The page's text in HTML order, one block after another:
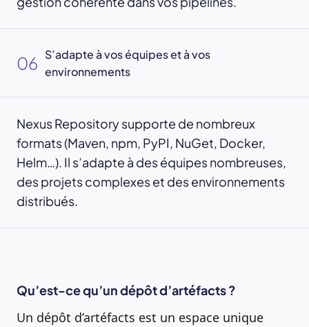
06 S’adapte à vos équipes et à vos
environnements
Nexus Repository supporte de nombreux
formats (Maven, npm, PyPI, NuGet, Docker,
Helm…). Il s’adapte à des équipes nombreuses,
des projets complexes et des environnements
distribués.
Qu’est-ce qu’un dépôt d’artéfacts ?
Un dépôt d’artéfacts est un espace unique